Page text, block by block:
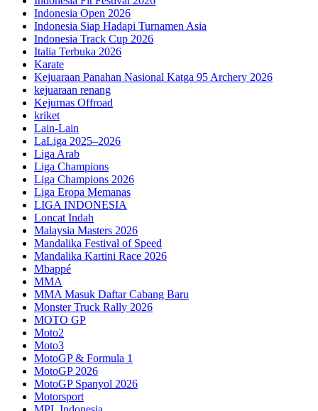
Indonesia Open 2026
Indonesia Siap Hadapi Turnamen Asia
Indonesia Track Cup 2026
Italia Terbuka 2026
Karate
Kejuaraan Panahan Nasional Katga 95 Archery 2026
kejuaraan renang
Kejurnas Offroad
kriket
Lain-Lain
LaLiga 2025–2026
Liga Arab
Liga Champions
Liga Champions 2026
Liga Eropa Memanas
LIGA INDONESIA
Loncat Indah
Malaysia Masters 2026
Mandalika Festival of Speed
Mandalika Kartini Race 2026
Mbappé
MMA
MMA Masuk Daftar Cabang Baru
Monster Truck Rally 2026
MOTO GP
Moto2
Moto3
MotoGP & Formula 1
MotoGP 2026
MotoGP Spanyol 2026
Motorsport